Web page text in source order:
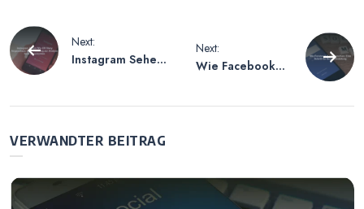
Beitragsnavigation
Next:
Instagram Sehen
Geschichten
Next:
Wie Facebook
Eine Schritt-für-
VERWANDTER BEITRAG